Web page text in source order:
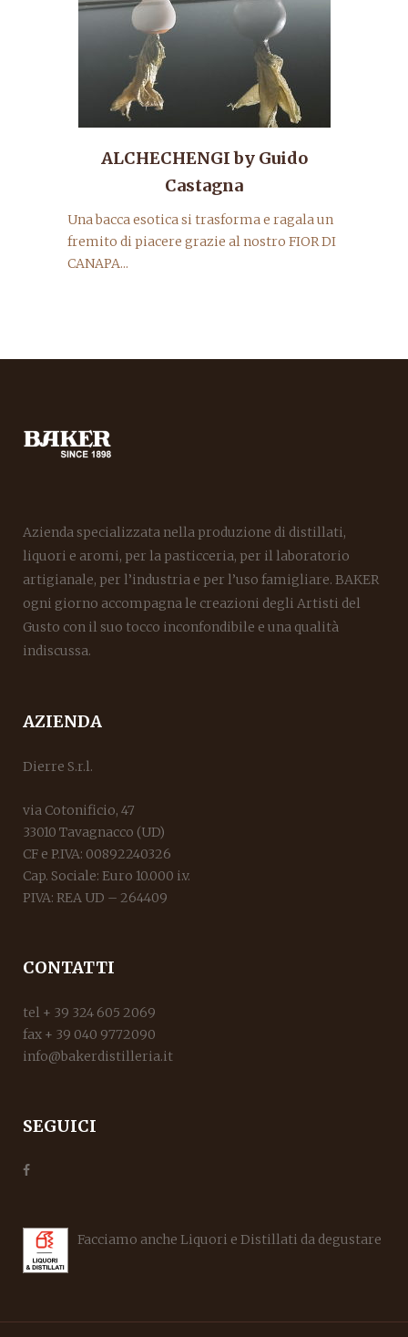
ALCHECHENGI by Guido
Castagna
Una bacca esotica si trasforma e ragala un
fremito di piacere grazie al nostro FIOR DI
CANAPA...
Azienda specializzata nella produzione di distillati,
liquori e aromi, per la pasticceria, per il laboratorio
artigianale, per l’industria e per l’uso famigliare. BAKER
ogni giorno accompagna le creazioni degli Artisti del
Gusto con il suo tocco inconfondibile e una qualità
indiscussa.
AZIENDA
Dierre S.r.l.
via Cotonificio, 47
33010 Tavagnacco (UD)
CF e P.IVA: 00892240326
Cap. Sociale: Euro 10.000 i.v.
PIVA: REA UD – 264409
CONTATTI
tel + 39 324 605 2069
fax + 39 040 9772090
info@bakerdistilleria.it
SEGUICI
Facciamo anche Liquori e Distillati da degustare